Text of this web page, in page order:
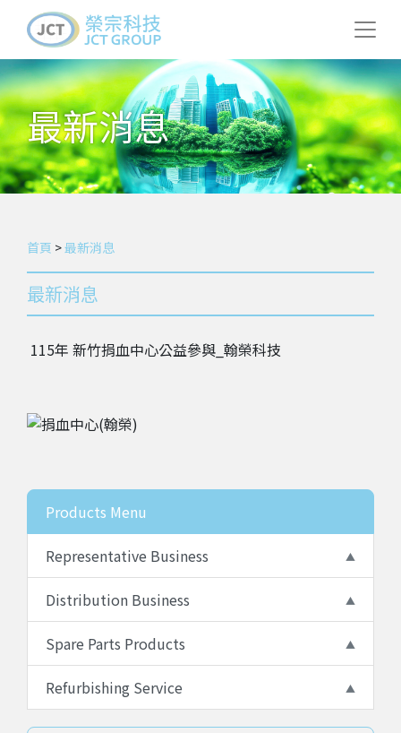
最新消息
首頁 >最新消息
最新消息
115年 新竹捐血中心公益參與_翰榮科技
Products Menu
Representative Business
Distribution Business
Spare Parts Products
Refurbishing Service